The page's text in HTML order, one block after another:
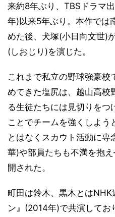
来約8年ぶり、TBSドラマ
年)以来5年ぶり。本作では
めた後、犬塚(小日向文世)
(しおじり)を演じた。
これまで私立の野球強豪
めてきた塩尻は、越山高校
る生徒たちには見切りをつ
ことでチームを強くしよう
とはなくスカウト活動に
華)や部員たちも不満を抱
開された。
町田は鈴木、黒木とは
ン』(2014年)で共演してお